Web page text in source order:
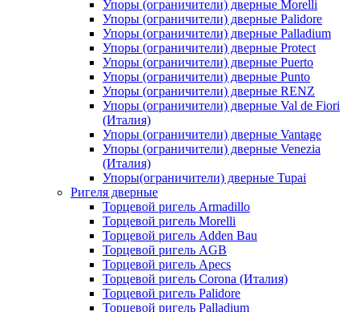
Упоры (ограничители) дверные Morelli
Упоры (ограничители) дверные Palidore
Упоры (ограничители) дверные Palladium
Упоры (ограничители) дверные Protect
Упоры (ограничители) дверные Puerto
Упоры (ограничители) дверные Punto
Упоры (ограничители) дверные RENZ
Упоры (ограничители) дверные Val de Fiori
(Италия)
Упоры (ограничители) дверные Vantage
Упоры (ограничители) дверные Venezia
(Италия)
Упоры(ограничители) дверные Tupai
Ригеля дверные
Торцевой ригель Armadillo
Торцевой ригель Morelli
Торцевой ригель Adden Bau
Торцевой ригель AGB
Торцевой ригель Apecs
Торцевой ригель Corona (Италия)
Торцевой ригель Palidore
Торцевой ригель Palladium